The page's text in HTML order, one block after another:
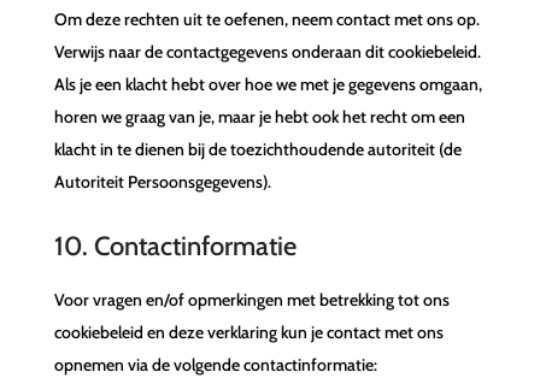
Om deze rechten uit te oefenen, neem contact met ons op.
Verwijs naar de contactgegevens onderaan dit cookiebeleid.
Als je een klacht hebt over hoe we met je gegevens omgaan,
horen we graag van je, maar je hebt ook het recht om een
klacht in te dienen bij de toezichthoudende autoriteit (de
Autoriteit Persoonsgegevens).
10. Contactinformatie
Voor vragen en/of opmerkingen met betrekking tot ons
cookiebeleid en deze verklaring kun je contact met ons
opnemen via de volgende contactinformatie: